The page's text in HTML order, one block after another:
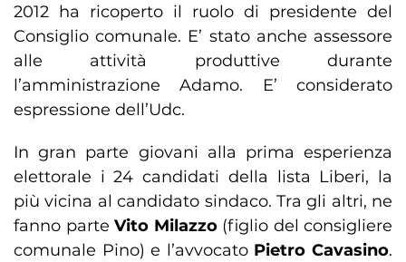
2012 ha ricoperto il ruolo di presidente del
Consiglio comunale. E’ stato anche assessore
alle attività produttive durante
l’amministrazione Adamo. E’ considerato
espressione dell’Udc.
In gran parte giovani alla prima esperienza
elettorale i 24 candidati della lista Liberi, la
più vicina al candidato sindaco. Tra gli altri, ne
fanno parte Vito Milazzo(figlio del consigliere
comunale Pino) e l’avvocato Pietro Cavasino.